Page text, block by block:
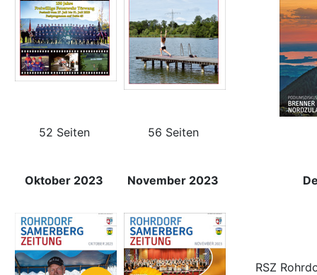
52 Seiten 56 Seiten
Oktober 2023 November 2023
RSZ